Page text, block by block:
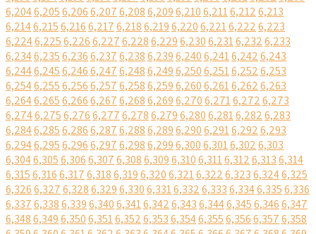
6,2046,2056,2066,2076,2086,2096,2106,2116,2126,213
6,2146,2156,2166,2176,2186,2196,2206,2216,2226,223
6,2246,2256,2266,2276,2286,2296,2306,2316,2326,233
6,2346,2356,2366,2376,2386,2396,2406,2416,2426,243
6,2446,2456,2466,2476,2486,2496,2506,2516,2526,253
6,2546,2556,2566,2576,2586,2596,2606,2616,2626,263
6,2646,2656,2666,2676,2686,2696,2706,2716,2726,273
6,2746,2756,2766,2776,2786,2796,2806,2816,2826,283
6,2846,2856,2866,2876,2886,2896,2906,2916,2926,293
6,2946,2956,2966,2976,2986,2996,3006,3016,3026,303
6,3046,3056,3066,3076,3086,3096,3106,3116,3126,3136,314
6,3156,3166,3176,3186,3196,3206,3216,3226,3236,3246,325
6,3266,3276,3286,3296,3306,3316,3326,3336,3346,3356,336
6,3376,3386,3396,3406,3416,3426,3436,3446,3456,3466,347
6,3486,3496,3506,3516,3526,3536,3546,3556,3566,3576,358